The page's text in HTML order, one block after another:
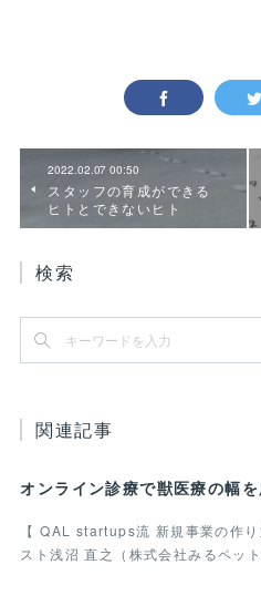
2022.02.07 00:50
スタッフの育成ができる
ヒトとできないヒト
検索
関連記事
【 QAL startups流 新規事業の作
スト浅沼 直之（株式会社みるペッ